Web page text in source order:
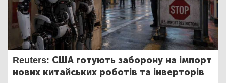
Reuters: США готують заборону на імпорт
нових китайських роботів та інверторів